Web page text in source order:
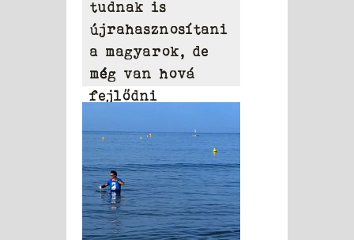
tudnak is
újrahasznosítani
a magyarok, de
még van hová
fejlődni